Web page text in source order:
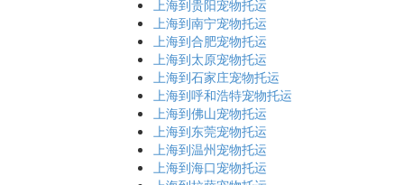
上海到贵阳宠物托运
上海到南宁宠物托运
上海到合肥宠物托运
上海到太原宠物托运
上海到石家庄宠物托运
上海到呼和浩特宠物托运
上海到佛山宠物托运
上海到东莞宠物托运
上海到温州宠物托运
上海到海口宠物托运